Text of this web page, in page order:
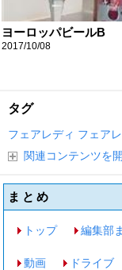
ヨーロッパビールB
2017/10/08
タグ
フェアレディ フェア
関連コンテンツを
まとめ
トップ 編集部
動画 ドライブ